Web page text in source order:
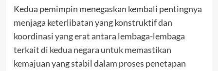
Kedua pemimpin menegaskan kembali pentingnya
menjaga keterlibatan yang konstruktif dan
koordinasi yang erat antara lembaga-lembaga
terkait di kedua negara untuk memastikan
kemajuan yang stabil dalam proses penetapan